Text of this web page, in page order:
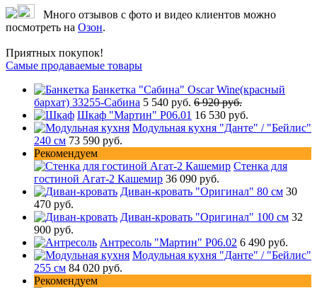
Много отзывов с фото и видео клиентов можно
посмотреть на Озон.
Приятных покупок!
Самые продаваемые товары
Банкетка "Сабина" Oscar Wine(красный
бархат) 33255-Сабина 5 540 руб. 6 920 руб.
Шкаф "Мартин" Р06.01 16 530 руб.
Модульная кухня "Данте" / "Бейлис"
240 см 73 590 руб.
Рекомендуем
Стенка для
гостиной Агат-2 Кашемир 36 090 руб.
Диван-кровать "Оригинал" 80 см 30
470 руб.
Диван-кровать "Оригинал" 100 см 32
900 руб.
Антресоль "Мартин" Р06.02 6 490 руб.
Модульная кухня "Данте" / "Бейлис"
255 см 84 020 руб.
Рекомендуем